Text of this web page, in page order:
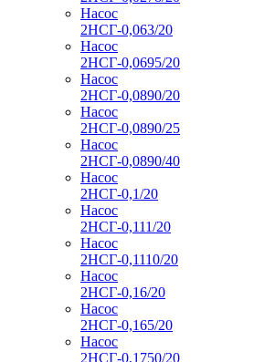
Насос
2НСГ-0,063/20
Насос
2НСГ-0,0695/20
Насос
2НСГ-0,0890/20
Насос
2НСГ-0,0890/25
Насос
2НСГ-0,0890/40
Насос
2НСГ-0,1/20
Насос
2НСГ-0,111/20
Насос
2НСГ-0,1110/20
Насос
2НСГ-0,16/20
Насос
2НСГ-0,165/20
Насос
2НСГ-0,1750/20